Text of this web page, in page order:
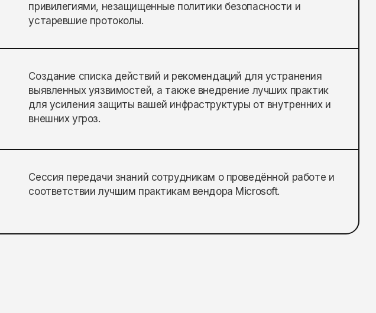
привилегиями, незащищенные политики безопасности и
устаревшие протоколы.
Создание списка действий и рекомендаций для устранения
выявленных уязвимостей, а также внедрение лучших практик
для усиления защиты вашей инфраструктуры от внутренних и
внешних угроз.
Сессия передачи знаний сотрудникам о проведённой работе и
соответствии лучшим практикам вендора Microsoft.